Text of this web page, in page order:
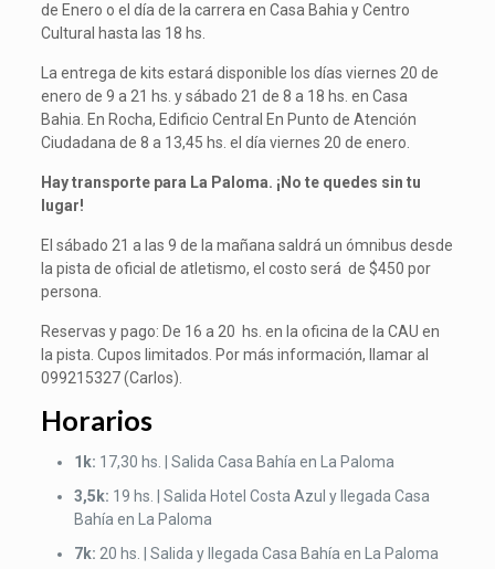
de Enero o el día de la carrera en Casa Bahia y Centro
Cultural hasta las 18 hs.
La entrega de kits estará disponible los días viernes 20 de
enero de 9 a 21 hs. y sábado 21 de 8 a 18 hs. en Casa
Bahia. En Rocha, Edificio Central En Punto de Atención
Ciudadana de 8 a 13,45 hs. el día viernes 20 de enero.
Hay transporte para La Paloma. ¡No te quedes sin tu
lugar!
El sábado 21 a las 9 de la mañana saldrá un ómnibus desde
la pista de oficial de atletismo, el costo será de $450 por
persona.
Reservas y pago: De 16 a 20 hs. en la oficina de la CAU en
la pista. Cupos limitados. Por más información, llamar al
099215327 (Carlos).
Horarios
1k: 17,30 hs. | Salida Casa Bahía en La Paloma
3,5k: 19 hs. | Salida Hotel Costa Azul y llegada Casa
Bahía en La Paloma
7k: 20 hs. | Salida y llegada Casa Bahía en La Paloma